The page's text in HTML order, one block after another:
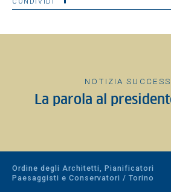
NOTIZIA
La parola al
Ordine degli Architetti, Pianificatori
Paesaggisti e Conservatori / Torino